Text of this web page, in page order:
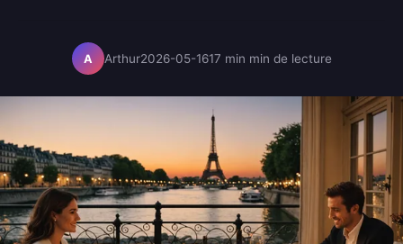
A Arthur2026-05-1617 min min de lecture